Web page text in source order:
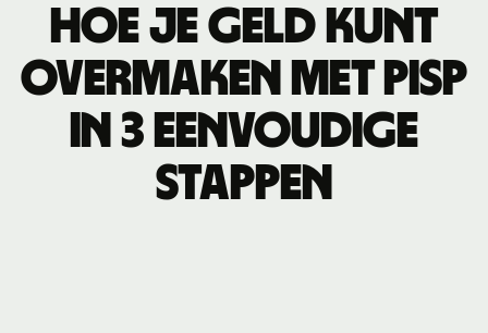
Hoe je geld kunt
overmaken met PISP
in 3 eenvoudige
stappen